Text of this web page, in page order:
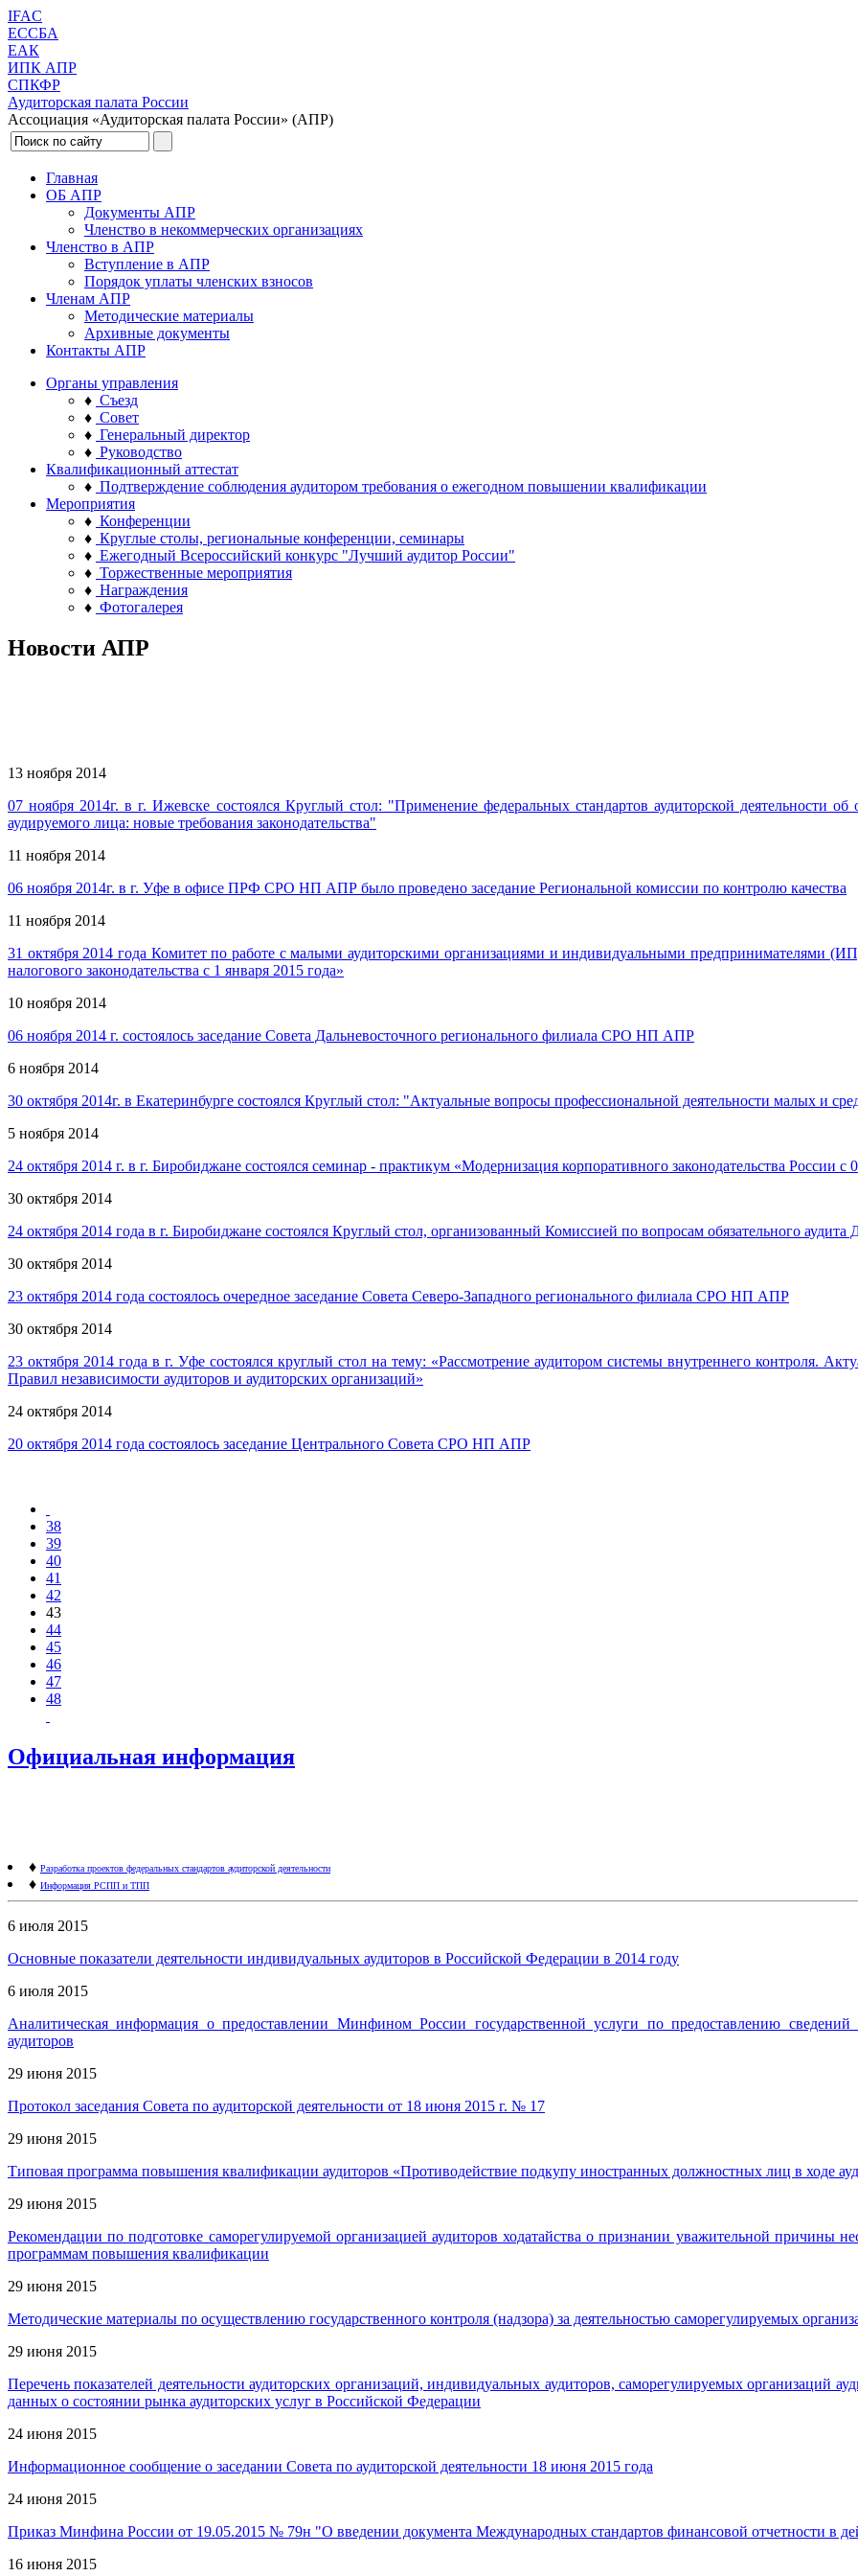
IFAC
ЕССБА
ЕАК
ИПК АПР
СПКФР
Аудиторская палата России
Ассоциация «Аудиторская палата России» (АПР)
Главная
ОБ АПР
Документы АПР
Членство в некоммерческих организациях
Членство в АПР
Вступление в АПР
Порядок уплаты членских взносов
Членам АПР
Методические материалы
Архивные документы
Контакты АПР
Органы управления
♦ Съезд
♦ Совет
♦ Генеральный директор
♦ Руководство
Квалификационный аттестат
♦ Подтверждение соблюдения аудитором требования о ежегодном повышении квалификации
Мероприятия
♦ Конференции
♦ Круглые столы, региональные конференции, семинары
♦ Ежегодный Всероссийский конкурс "Лучший аудитор России"
♦ Торжественные мероприятия
♦ Награждения
♦ Фотогалерея
Новости АПР
13 ноября 2014
07 ноября 2014г. в г. Ижевске состоялся Круглый стол: "Применение федеральных стандартов аудиторской деятельности
аудируемого лица: новые требования законодательства"
11 ноября 2014
06 ноября 2014г. в г. Уфе в офисе ПРФ СРО НП АПР было проведено заседание Региональной комиссии по контролю качества
11 ноября 2014
31 октября 2014 года Комитет по работе с малыми аудиторскими организациями и индивидуальными предпринимателями
налогового законодательства с 1 января 2015 года»
10 ноября 2014
06 ноября 2014 г. состоялось заседание Совета Дальневосточного регионального филиала СРО НП АПР
6 ноября 2014
30 октября 2014г. в Екатеринбурге состоялся Круглый стол: "Актуальные вопросы профессиональной деятельности малых и
5 ноября 2014
24 октября 2014 г. в г. Биробиджане состоялся семинар - практикум «Модернизация корпоративного законодательства России с
30 октября 2014
24 октября 2014 года в г. Биробиджане состоялся Круглый стол, организованный Комиссией по вопросам обязательного
30 октября 2014
23 октября 2014 года состоялось очередное заседание Совета Северо-Западного регионального филиала СРО НП АПР
30 октября 2014
23 октября 2014 года в г. Уфе состоялся круглый стол на тему: «Рассмотрение аудитором системы внутреннего контроля.
Правил независимости аудиторов и аудиторских организаций»
24 октября 2014
20 октября 2014 года состоялось заседание Центрального Совета СРО НП АПР
38
39
40
41
42
43
44
45
46
47
48
Официальная информация
♦ Разработка проектов федеральных стандартов аудиторской деятельности
♦ Информация РСПП и ТПП
6 июля 2015
Основные показатели деятельности индивидуальных аудиторов в Российской Федерации в 2014 году
6 июля 2015
Аналитическая информация о предоставлении Минфином России государственной услуги по предоставлению сведений
аудиторов
29 июня 2015
Протокол заседания Совета по аудиторской деятельности от 18 июня 2015 г. № 17
29 июня 2015
Типовая программа повышения квалификации аудиторов «Противодействие подкупу иностранных должностных лиц в ходе
29 июня 2015
Рекомендации по подготовке саморегулируемой организацией аудиторов ходатайства о признании уважительной причины
программам повышения квалификации
29 июня 2015
Методические материалы по осуществлению государственного контроля (надзора) за деятельностью саморегулируемых
29 июня 2015
Перечень показателей деятельности аудиторских организаций, индивидуальных аудиторов, саморегулируемых организаций
данных о состоянии рынка аудиторских услуг в Российской Федерации
24 июня 2015
Информационное сообщение о заседании Совета по аудиторской деятельности 18 июня 2015 года
24 июня 2015
Приказ Минфина России от 19.05.2015 № 79н "О введении документа Международных стандартов финансовой отчетности в
16 июня 2015